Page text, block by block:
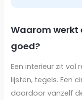
Waarom werkt
goed?
Een interieur zit vol
lijsten, tegels. Een
daardoor vanzelf